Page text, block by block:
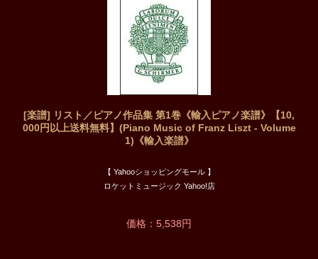
[楽譜] リスト／ピアノ作品集 第1巻《輸入ピアノ楽譜》【10,
000円以上送料無料】(Piano Music of Franz Liszt - Volume
1)《輸入楽譜》
【 Yahooショッピングモール 】
ロケットミュージック Yahoo!店
価格：5,538円